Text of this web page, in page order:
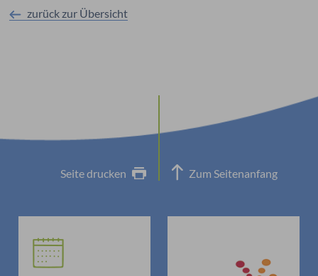
zurück zur Übersicht
Seite drucken Zum Seitenanfang